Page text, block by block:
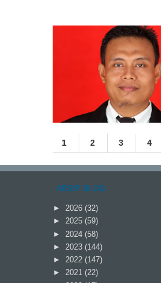
1 2 3 4
ARSIP BLOG
► 2026 (32)
► 2025 (59)
► 2024 (58)
► 2023 (144)
► 2022 (147)
► 2021 (22)